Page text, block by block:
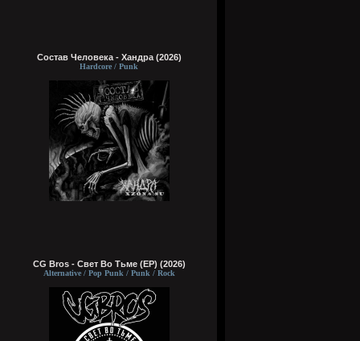
Состав Человека - Хандра (2026)
Hardcore / Punk
CG Bros - Свет Во Тьме (EP) (2026)
Alternative / Pop Punk / Punk / Rock